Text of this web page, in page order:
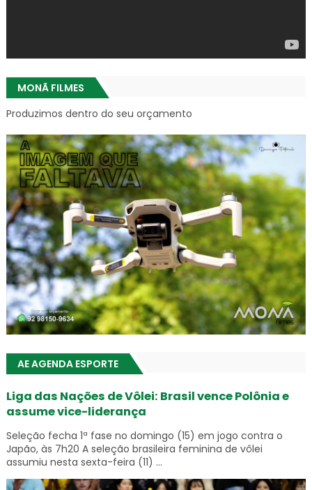
MONÃ FILMES
Produzimos dentro do seu orçamento
AE AGENDA ESPORTE
Liga das Nações de Vôlei: Brasil vence Polônia e
assume vice-liderança
Seleção fecha 1ª fase no domingo (15) em jogo contra o
Japão, às 7h20 A seleção brasileira feminina de vôlei
assumiu nesta sexta-feira (11) ...